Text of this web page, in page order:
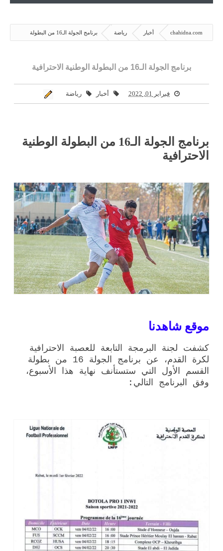
chahidna.com أخبار رياضة
برنامج الجولة الـ16 من البطولة
برنامج الجولة الـ16 من البطولة الوطنية الاحترافية
فبراير 01, 2022 أخبار رياضة
برنامج الجولة الـ16 من البطولة الوطنية
الاحترافية
موقع شاهدنا
كشفت لجنة البرمجة التابعة للعصبة الاحترافية
لكرة القدم، عن برنامج الجولة 16 من بطولة
القسم الأول التي ستستأنف نهاية هذا الأسبوع،
وفق البرنامج التالي: